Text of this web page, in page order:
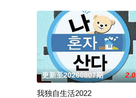
更新至20260807期 2.0
我独自生活2022